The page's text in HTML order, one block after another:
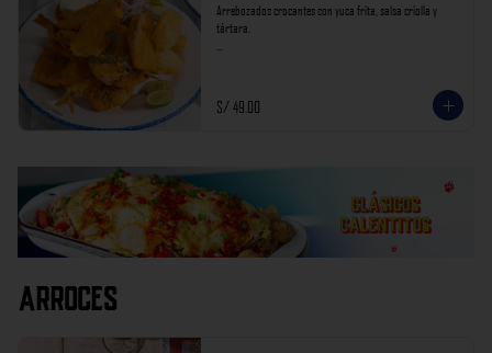
Arrebozados crocantes con yuca frita, salsa criolla y
tártara.
S/ 49.00
Arroces